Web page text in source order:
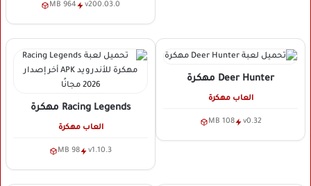
v200.03.0
964 MB
Deer Hunter مهكرة
العاب مهكرة
v0.32
108 MB
Racing Legends مهكرة
العاب مهكرة
v1.10.3
98 MB